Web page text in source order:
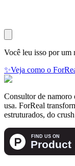
Você leu isso por um
✨Veja como o
Consultor de namoro
usa. ForReal
estruturados, do